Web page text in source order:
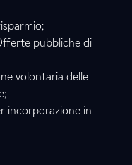
pubbliche di
volontaria delle
incorporazione in